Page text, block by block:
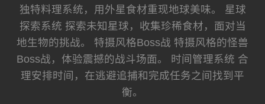
独特料理系统，用外星食材重现地球美味。 星球
探索系统 探索未知星球，收集珍稀食材，面对当
地生物的挑战。 特摄风格Boss战 特摄风格的怪兽
Boss战，体验震撼的战斗场面。 时间管理系统 合
理安排时间，在逃避追捕和完成任务之间找到平
衡。